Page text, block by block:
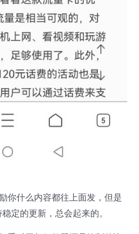
你什么内容都往上面发，但是
定的更新，总会起来的。